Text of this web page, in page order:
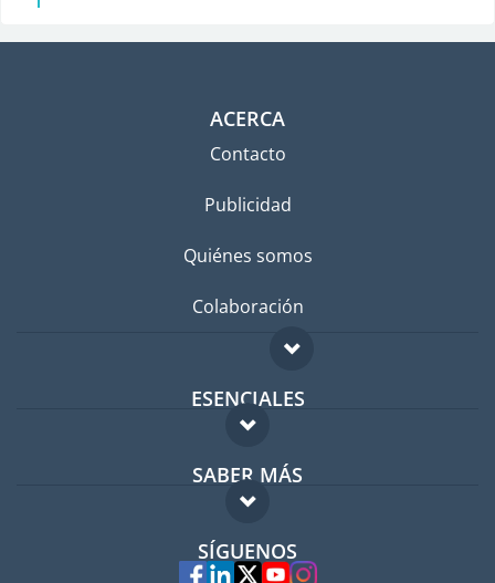
ACERCA
Contacto
Publicidad
Quiénes somos
Colaboración
ESENCIALES
Foro para expatriados
Guía para expatriados
Trabajos en el extranjero
SABER MÁS
FAQ
Expertos
SÍGUENOS